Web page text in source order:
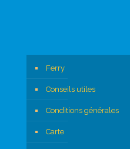
Ferry
Conseils utiles
Conditions générales
Carte